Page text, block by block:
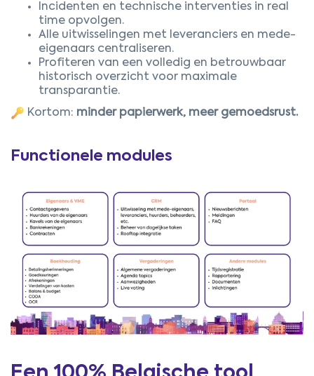
Incidenten en technische interventies in real
time opvolgen.
Alle uitwisselingen met leveranciers en mede-
eigenaars centraliseren.
Profiteren van een volledig en betrouwbaar
historisch overzicht voor maximale
transparantie.
Kortom: minder papierwerk, meer gemoedsrust.
Functionele modules